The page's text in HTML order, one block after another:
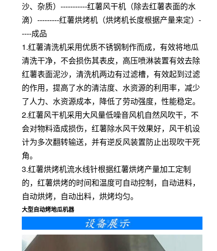
沙、杂质）-----------红薯风干机（除去红薯表面的水
滴）---------红薯烘烤机（烘烤机长度根据产量来定）-
----成品
1.红薯清洗机采用优质不锈钢制作而成，有效将地瓜
清洗干净，不会损伤其表皮，高压喷淋装置有效去除
红薯表面泥沙，清洗机两边有过滤槽，有效起到过滤
的作用，提高了水的清洁度、水资源的利用率，减少
了人力、水资源成本，降低了劳动强度，性能稳定。
2.红薯风干机采用大风量低噪音风机自然风吹干，不
会对物料造成损伤，红薯除水风干效果好，风干机设
计为多次翻转输送，并有逆反风装置防止出现吹干死
角。
3.红薯烘烤机流水线针根据红薯烘烤产量加工定制
的，红薯烘烤的时间和温度可自动控制，自动进料，
自动烘烤，自动出料，烘烤均匀。
大型自动烤地瓜机器